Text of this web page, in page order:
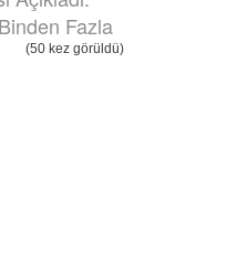
Fazla
(50 kez görüldü)